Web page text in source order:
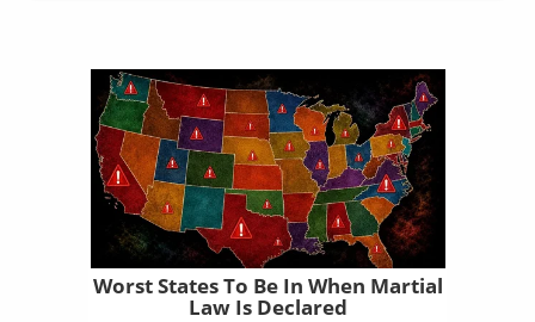
Worst States To Be In When Martial
Law Is Declared